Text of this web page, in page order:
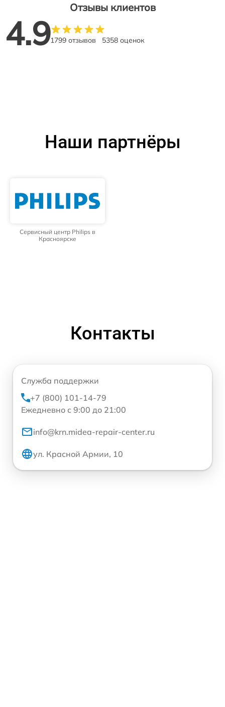
Отзывы клиентов
4.91799 отзывов 5358 оценок
Наши партнёры
Сервисный центр Philips в
Красноярске
Контакты
Служба поддержки
+7 (800) 101-14-79
Ежедневно с 9:00 до 21:00
info@krn.midea-repair-center.ru
ул. Красной Армии, 10